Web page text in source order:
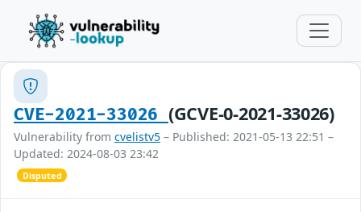
CVE-2021-33026 (GCVE-0-2021-33026)
Vulnerability from cvelistv5 – Published: 2021-05-13 22:51 –
Updated: 2024-08-03 23:42
Disputed